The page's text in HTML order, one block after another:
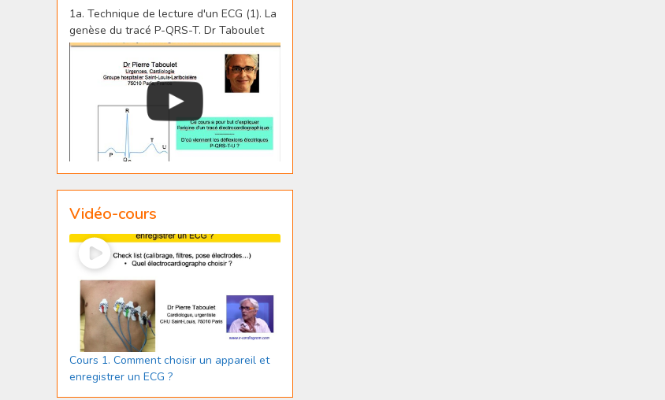
1a. Technique de lecture d'un ECG (1). La
genèse du tracé P-QRS-T. Dr Taboulet
Vidéo-cours
Cours 1. Comment choisir un appareil et
enregistrer un ECG ?